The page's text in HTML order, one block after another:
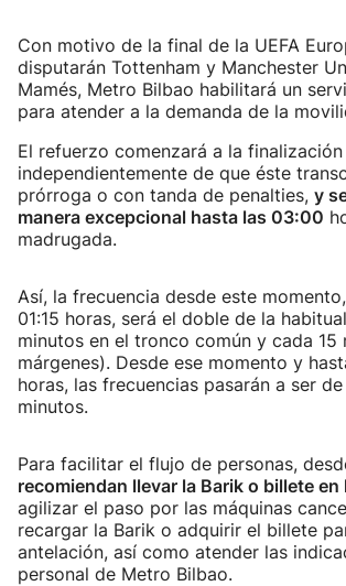
Con motivo de la final de la UEFA
disputarán Tottenham y Manchester
Mamés, Metro Bilbao habilitará un
para atender a la demanda de la
El refuerzo comenzará a la
independientemente de que éste
prórroga o con tanda de penalties, y
manera excepcional hasta las 03:00
madrugada.
Así, la frecuencia desde este
01:15 horas, será el doble de la
minutos en el tronco común y cada 15
márgenes). Desde ese momento y
horas, las frecuencias pasarán a ser
minutos.
Para facilitar el flujo de personas,
recomiendan llevar la Barik o billete en
agilizar el paso por las máquinas
recargar la Barik o adquirir el billete
antelación, así como atender las
personal de Metro Bilbao.